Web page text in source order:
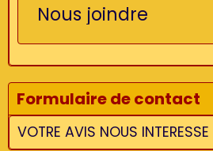
Nous joindre
Formulaire de contact
VOTRE AVIS NOUS INTERESSE